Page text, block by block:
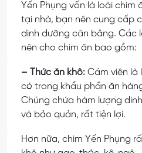
Yến Phụng vốn là loài chim
tại nhà, bạn nên cung cấp
dinh dưỡng cân bằng. Các
nên cho chim ăn bao gồm:
– Thức ăn khô: Cám viên là
có trong khẩu phần ăn
Chúng chứa hàm lượng
và bảo quản, rất tiện lợi.
Hơn nữa, chim Yến Phụng